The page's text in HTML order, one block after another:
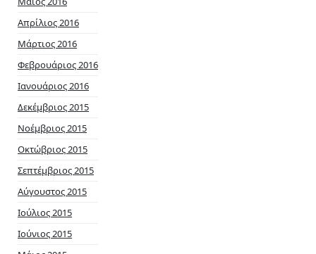
Απρίλιος 2016
Μάρτιος 2016
Φεβρουάριος 2016
Ιανουάριος 2016
Δεκέμβριος 2015
Νοέμβριος 2015
Οκτώβριος 2015
Σεπτέμβριος 2015
Αύγουστος 2015
Ιούλιος 2015
Ιούνιος 2015